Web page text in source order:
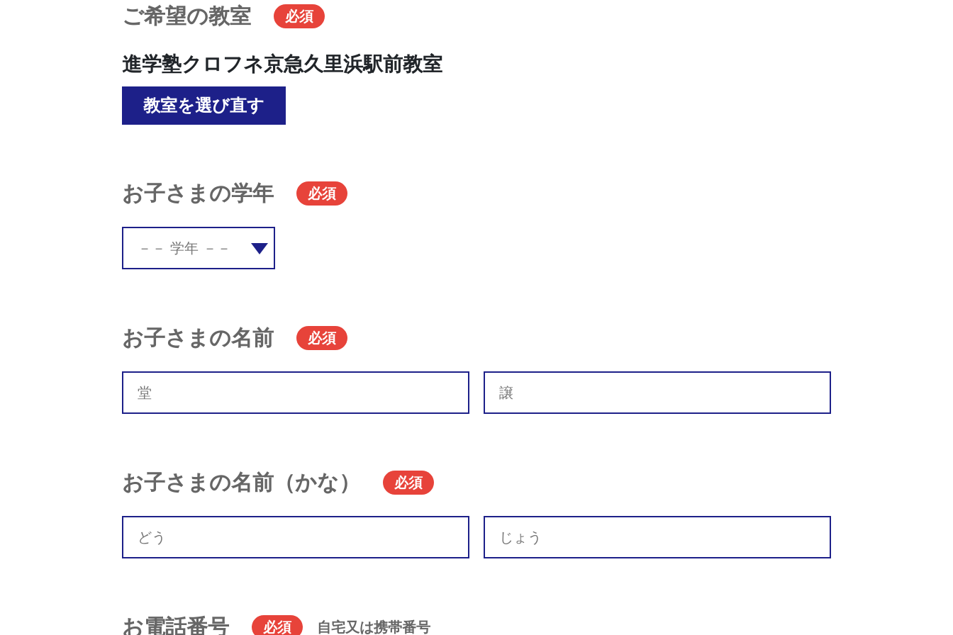
ご希望の教室 必須
進学塾クロフネ京急久里浜駅前教室
教室を選び直す
お子さまの学年 必須
お子さまの名前 必須
お子さまの名前（かな） 必須
お電話番号 必須 自宅又は携帯番号